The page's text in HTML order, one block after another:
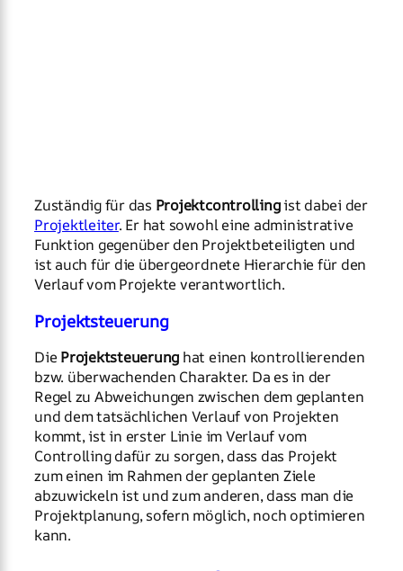
Zuständig für das Projektcontrollingist dabei der
Projektleiter. Er hat sowohl eine administrative
Funktion gegenüber den Projektbeteiligten und
ist auch für die übergeordnete Hierarchie für den
Verlauf vom Projekte verantwortlich.
Projektsteuerung
Die Projektsteuerung hat einen kontrollierenden
bzw. überwachenden Charakter. Da es in der
Regel zu Abweichungen zwischen dem geplanten
und dem tatsächlichen Verlauf von Projekten
kommt, ist in erster Linie im Verlauf vom
Controlling dafür zu sorgen, dass das Projekt
zum einen im Rahmen der geplanten Ziele
abzuwickeln ist und zum anderen, dass man die
Projektplanung, sofern möglich, noch optimieren
kann.